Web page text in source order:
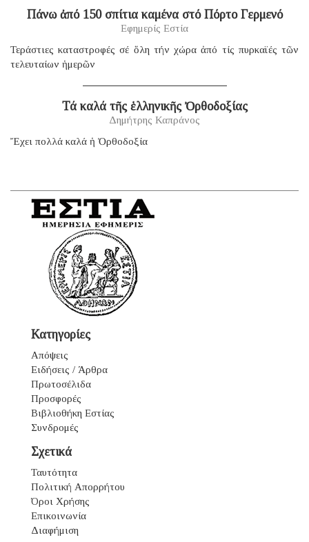
Πάνω ἀπό 150 σπίτια καμένα στό Πόρτο Γερμενό
Εφημερίς Εστία
Τεράστιες καταστροφές σέ ὅλη τήν χώρα ἀπό τίς πυρκαϊές τῶν
τελευταίων ἡμερῶν
Τά καλά τῆς ἑλληνικῆς Ὀρθοδοξίας
Δημήτρης Καπράνος
Ἔχει πολλά καλά ἡ Ὀρθοδοξία
Κατηγορίες
Απόψεις
Ειδήσεις / Άρθρα
Πρωτοσέλιδα
Προσφορές
Βιβλιοθήκη Εστίας
Συνδρομές
Σχετικά
Ταυτότητα
Πολιτική Απορρήτου
Όροι Χρήσης
Επικοινωνία
Διαφήμιση